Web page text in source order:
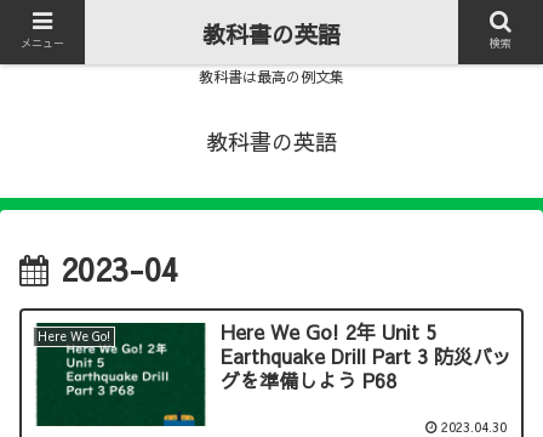
教科書は最高の例文集
教科書の英語
2023-04
Here We Go!
Here We Go! 2年 Unit 5
Earthquake Drill Part 3 防災バッ
グを準備しよう P68
2023.04.30
メニュー 教科書の英語 検索